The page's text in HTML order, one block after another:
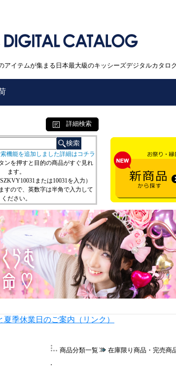
アイテムが集まる日本最大級のキッシーズデジタルカタロ
詳細検索
機能を追加しました詳細はコチラ
ンを押すと目的の商品がすぐ見れ
ます。
または10031を入力）
すので、英数字は半角で入力して
ください。
夏季休業日のご案内（リンク）
商品分類一覧 在庫限り商品・完売商